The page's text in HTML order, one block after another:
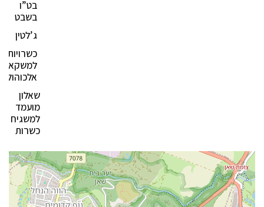
בט”ו
בשבט
ג’לטין
כשרויות
למשקאות
שאלון
מועמד
למשגיח
כשרות